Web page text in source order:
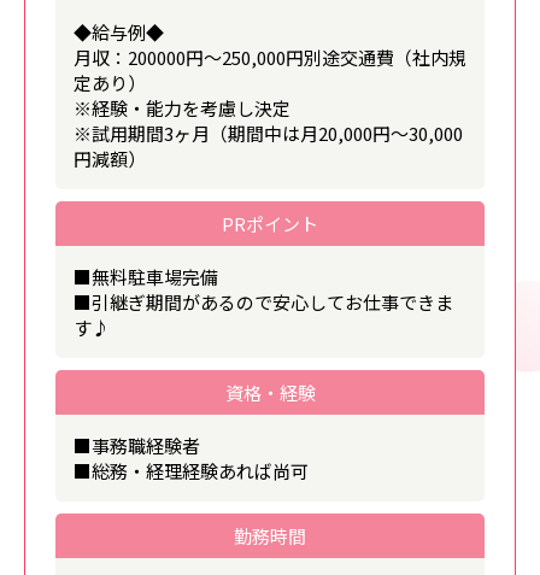
◆給与例◆
月収：200000円～250,000円別途交通費（社内規
定あり）
※経験・能力を考慮し決定
※試用期間3ヶ月（期間中は月20,000円～30,000
円減額）
PRポイント
■無料駐車場完備
■引継ぎ期間があるので安心してお仕事できま
す♪
資格・経験
■事務職経験者
■総務・経理経験あれば尚可
勤務時間